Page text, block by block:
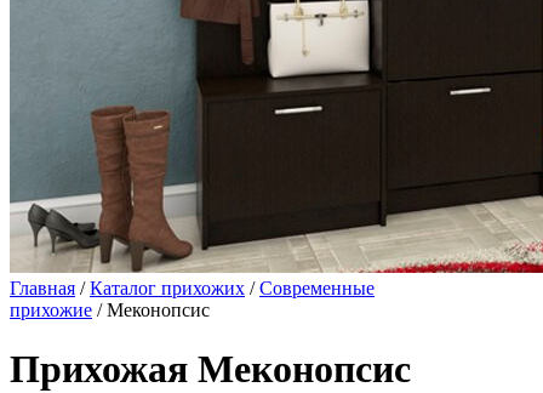
Главная /Каталог прихожих /Современные
прихожие / Меконопсис
Прихожая Меконопсис